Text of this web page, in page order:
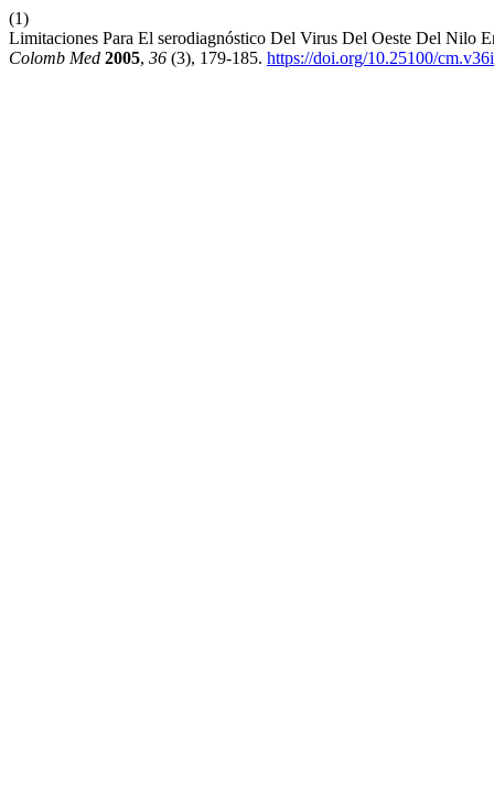
(1)
Limitaciones Para El serodiagnóstico Del Virus Del Oeste Del Nilo
Colomb Med 2005, 36 (3), 179-185. https://doi.org/10.25100/